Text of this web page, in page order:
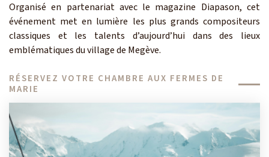
Organisé en partenariat avec le magazine Diapason, cet
événement met en lumière les plus grands compositeurs
classiques et les talents d’aujourd’hui dans des lieux
emblématiques du village de Megève.
RÉSERVEZ VOTRE CHAMBRE AUX FERMES DE
MARIE